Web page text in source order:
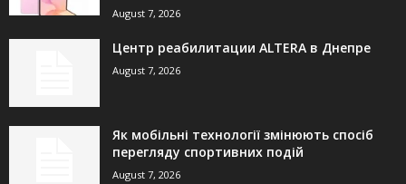
August 7, 2026
Центр реабилитации ALTERA в Днепре
August 7, 2026
Як мобільні технології змінюють спосіб
перегляду спортивних подій
August 7, 2026